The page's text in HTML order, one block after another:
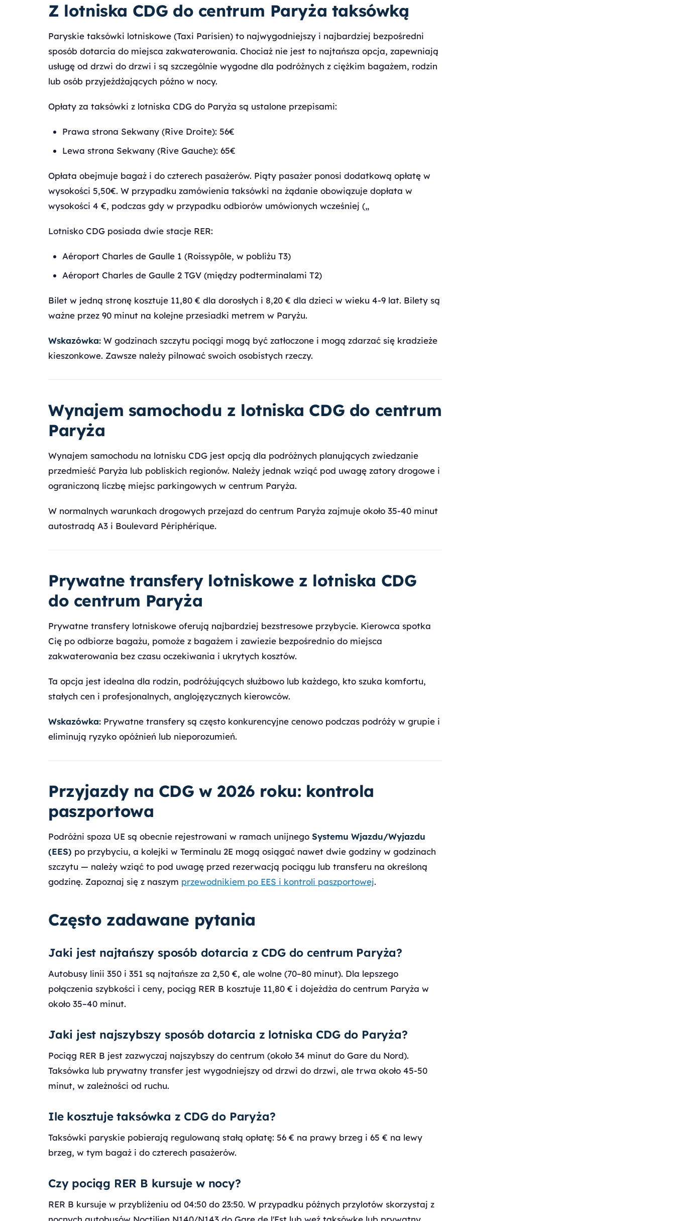
Z lotniska CDG do centrum Paryża taksówką
Paryskie taksówki lotniskowe (Taxi Parisien) to najwygodniejszy i najbardziej bezpośredni
sposób dotarcia do miejsca zakwaterowania. Chociaż nie jest to najtańsza opcja, zapewniają
usługę od drzwi do drzwi i są szczególnie wygodne dla podróżnych z ciężkim bagażem, rodzin
lub osób przyjeżdżających późno w nocy.
Opłaty za taksówki z lotniska CDG do Paryża są ustalone przepisami:
Prawa strona Sekwany (Rive Droite): 56€
Lewa strona Sekwany (Rive Gauche): 65€
Opłata obejmuje bagaż i do czterech pasażerów. Piąty pasażer ponosi dodatkową opłatę w
wysokości 5,50€. W przypadku zamówienia taksówki na żądanie obowiązuje dopłata w
wysokości 4 €, podczas gdy w przypadku odbiorów umówionych wcześniej („
Lotnisko CDG posiada dwie stacje RER:
Aéroport Charles de Gaulle 1 (Roissypôle, w pobliżu T3)
Aéroport Charles de Gaulle 2 TGV (między podterminalami T2)
Bilet w jedną stronę kosztuje 11,80 € dla dorosłych i 8,20 € dla dzieci w wieku 4-9 lat. Bilety są
ważne przez 90 minut na kolejne przesiadki metrem w Paryżu.
Wskazówka: W godzinach szczytu pociągi mogą być zatłoczone i mogą zdarzać się kradzieże
kieszonkowe. Zawsze należy pilnować swoich osobistych rzeczy.
Wynajem samochodu z lotniska CDG do centrum
Paryża
Wynajem samochodu na lotnisku CDG jest opcją dla podróżnych planujących zwiedzanie
przedmieść Paryża lub pobliskich regionów. Należy jednak wziąć pod uwagę zatory drogowe i
ograniczoną liczbę miejsc parkingowych w centrum Paryża.
W normalnych warunkach drogowych przejazd do centrum Paryża zajmuje około 35-40 minut
autostradą A3 i Boulevard Périphérique.
Prywatne transfery lotniskowe z lotniska CDG
do centrum Paryża
Prywatne transfery lotniskowe oferują najbardziej bezstresowe przybycie. Kierowca spotka
Cię po odbiorze bagażu, pomoże z bagażem i zawiezie bezpośrednio do miejsca
zakwaterowania bez czasu oczekiwania i ukrytych kosztów.
Ta opcja jest idealna dla rodzin, podróżujących służbowo lub każdego, kto szuka komfortu,
stałych cen i profesjonalnych, anglojęzycznych kierowców.
Wskazówka: Prywatne transfery są często konkurencyjne cenowo podczas podróży w grupie i
eliminują ryzyko opóźnień lub nieporozumień.
Przyjazdy na CDG w 2026 roku: kontrola
paszportowa
Podróżni spoza UE są obecnie rejestrowani w ramach unijnego Systemu Wjazdu/Wyjazdu
(EES) po przybyciu, a kolejki w Terminalu 2E mogą osiągać nawet dwie godziny w godzinach
szczytu — należy wziąć to pod uwagę przed rezerwacją pociągu lub transferu na określoną
godzinę. Zapoznaj się z naszym przewodnikiem po EES i kontroli paszportowej.
Często zadawane pytania
Jaki jest najtańszy sposób dotarcia z CDG do centrum Paryża?
Autobusy linii 350 i 351 są najtańsze za 2,50 €, ale wolne (70–80 minut). Dla lepszego
połączenia szybkości i ceny, pociąg RER B kosztuje 11,80 € i dojeżdża do centrum Paryża w
około 35–40 minut.
Jaki jest najszybszy sposób dotarcia z lotniska CDG do Paryża?
Pociąg RER B jest zazwyczaj najszybszy do centrum (około 34 minut do Gare du Nord).
Taksówka lub prywatny transfer jest wygodniejszy od drzwi do drzwi, ale trwa około 45-50
minut, w zależności od ruchu.
Ile kosztuje taksówka z CDG do Paryża?
Taksówki paryskie pobierają regulowaną stałą opłatę: 56 € na prawy brzeg i 65 € na lewy
brzeg, w tym bagaż i do czterech pasażerów.
Czy pociąg RER B kursuje w nocy?
RER B kursuje w przybliżeniu od 04:50 do 23:50. W przypadku późnych przylotów skorzystaj z